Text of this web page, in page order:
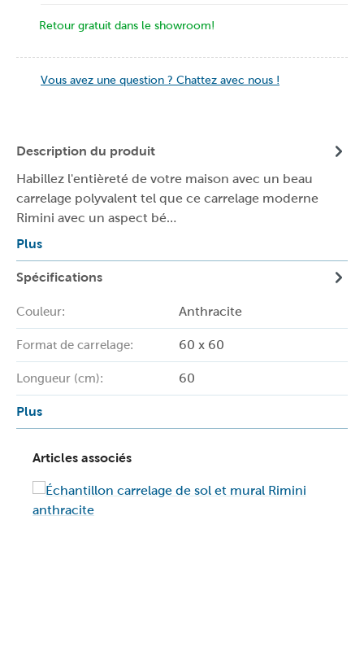
Retour gratuit dans le showroom!
Vous avez une question ? Chattez avec nous !
Description du produit
Habillez l'entièreté de votre maison avec un beau
carrelage polyvalent tel que ce carrelage moderne
Rimini avec un aspect bé…
Plus
Spécifications
Couleur: Anthracite
Format de carrelage: 60 x 60
Longueur (cm): 60
Plus
Articles associés